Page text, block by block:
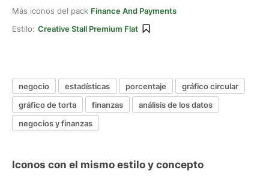
Más iconos del pack Finance And Payments
Estilo: Creative Stall Premium Flat
negocio estadísticas porcentaje
gráfico circular
gráfico de torta
finanzas
análisis de los datos
negocios y finanzas
Iconos con el mismo estilo y concepto